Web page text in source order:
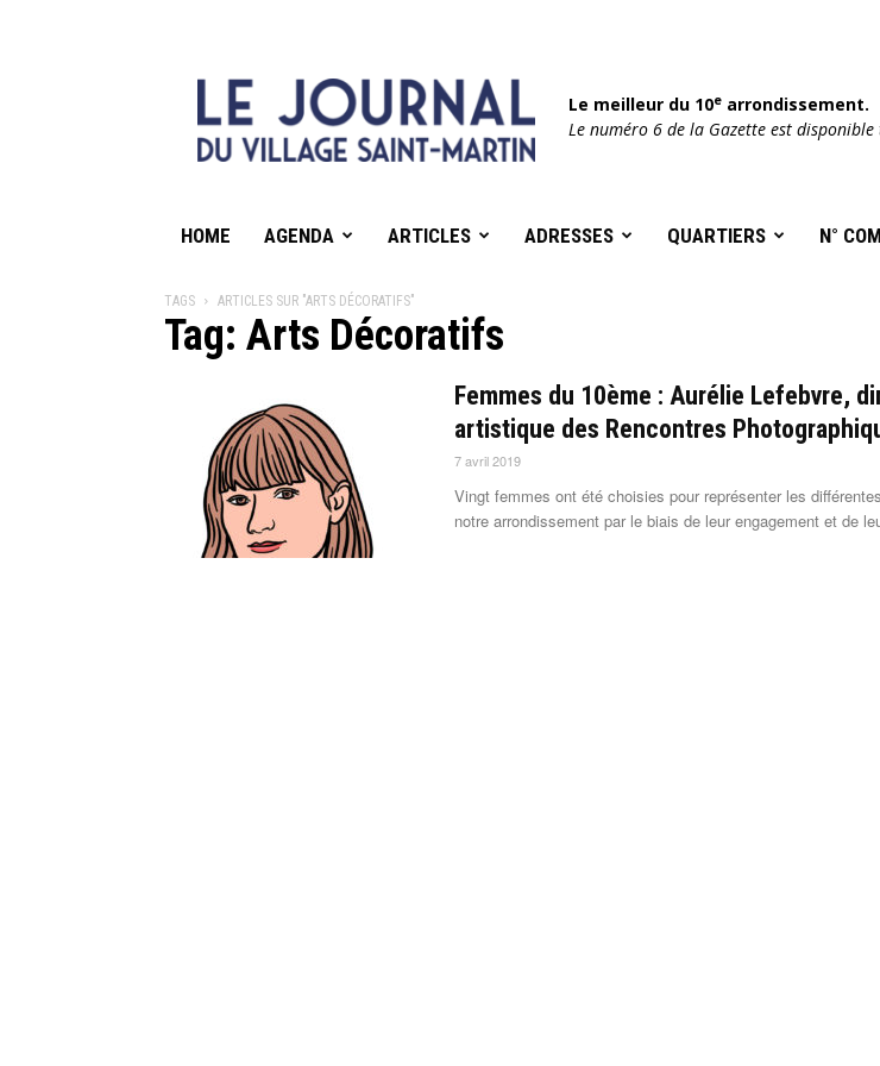
Le meilleur du 10e arrondissement.
Le numéro 6 de la Gazette est
HOME AGENDA ARTICLES ADRESSES QUARTIERS N°
TAGS ARTICLES SUR "ARTS DÉCORATIFS"
Tag: Arts Décoratifs
Femmes du 10ème : Aurélie Lefebvre,
artistique des Rencontres
7 avril 2019
Vingt femmes ont été choisies pour représenter les
notre arrondissement par le biais de leur engagement et de